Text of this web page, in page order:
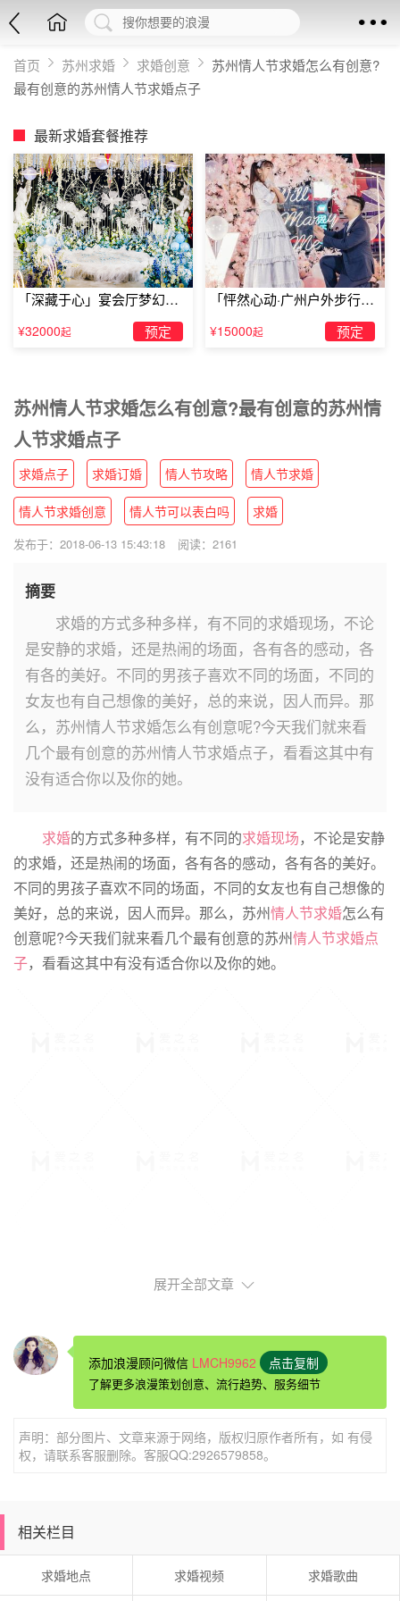
首页 苏州求婚 求婚创意
苏州情人节求婚怎么有创意?
最有创意的苏州情人节求婚点子
最新求婚套餐推荐
「深藏于心」宴会厅梦幻主
题求婚仪式
¥32000起 预定
「怦然心动·广州户外步行街
求婚」
¥15000起 预定
苏州情人节求婚怎么有创意?最有创意的苏州情
人节求婚点子
求婚点子 求婚订婚 情人节攻略 情人节求婚
情人节求婚创意 情人节可以表白吗 求婚
发布于：2018-06-13 15:43:18 阅读：2161
摘要
求婚的方式多种多样，有不同的求婚现场，不论
是安静的求婚，还是热闹的场面，各有各的感动，各
有各的美好。不同的男孩子喜欢不同的场面，不同的
女友也有自己想像的美好，总的来说，因人而异。那
么，苏州情人节求婚怎么有创意呢?今天我们就来看
几个最有创意的苏州情人节求婚点子，看看这其中有
没有适合你以及你的她。
求婚的方式多种多样，有不同的求婚现场，不论是安静
的求婚，还是热闹的场面，各有各的感动，各有各的美好。
不同的男孩子喜欢不同的场面，不同的女友也有自己想像的
美好，总的来说，因人而异。那么，苏州情人节求婚怎么有
创意呢?今天我们就来看几个最有创意的苏州情人节求婚点
子，看看这其中有没有适合你以及你的她。
苏州情人节求婚点子1、用力唱情歌给ta听
拿把吉他唱情歌听起来似乎很老梗，但学学影片中男主
角提着音箱，拿着电吉他走向心仪女孩家门口，管他众目睽
there for
you》歌词，尽管没有出神入化的吉他技巧，或是声嘶力竭
嘉，用心十足。
展开全部文章
添加浪漫顾问微信 LMCH9962 点击复制
了解更多浪漫策划创意、流行趋势、服务细节
声明：部分图片、文章来源于网络，版权归原作者所有，如 有侵
权，请联系客服删除。客服QQ:2926579858。
相关栏目
求婚地点 求婚视频 求婚歌曲